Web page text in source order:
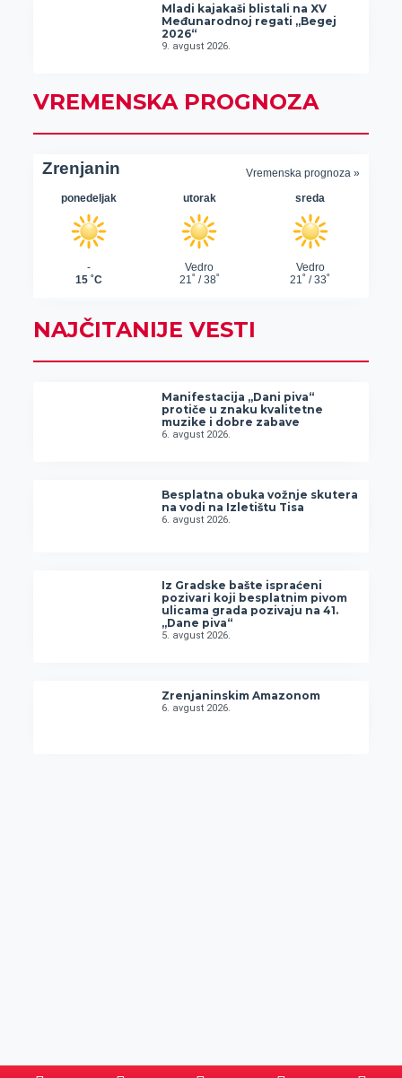
Mladi kajakaši blistali na XV
Međunarodnoj regati „Begej
2026“
9. avgust 2026.
VREMENSKA PROGNOZA
NAJČITANIJE VESTI
Manifestacija „Dani piva“
protiče u znaku kvalitetne
muzike i dobre zabave
6. avgust 2026.
Besplatna obuka vožnje skutera
na vodi na Izletištu Tisa
6. avgust 2026.
Iz Gradske bašte ispraćeni
pozivari koji besplatnim pivom
ulicama grada pozivaju na 41.
„Dane piva“
5. avgust 2026.
Zrenjaninskim Amazonom
6. avgust 2026.